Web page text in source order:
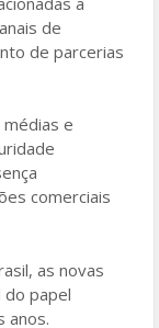
de
de parcerias
e
comerciais
as novas
do papel
anos.